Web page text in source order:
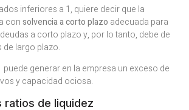
inferiores a 1, quiere decir que la
consolvencia a corto plazo adecuada para
a corto plazo y, por lo tanto, debe de
largo plazo.
puede generar en la empresa un exceso de
y capacidad ociosa.
ratios de liquidez